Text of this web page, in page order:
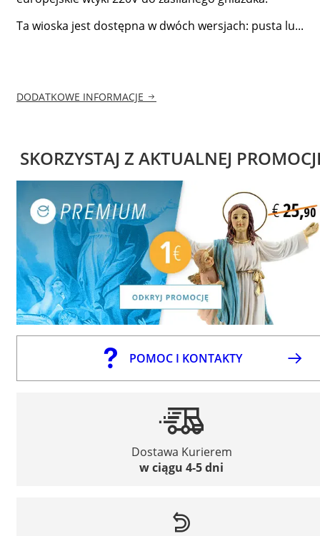
Ta wioska jest dostępna w dwóch wersjach: pusta lu...
DODATKOWE INFORMACJE
SKORZYSTAJ Z AKTUALNEJ
POMOC I KONTAKTY
Dostawa Kurierem
w ciągu 4-5 dni